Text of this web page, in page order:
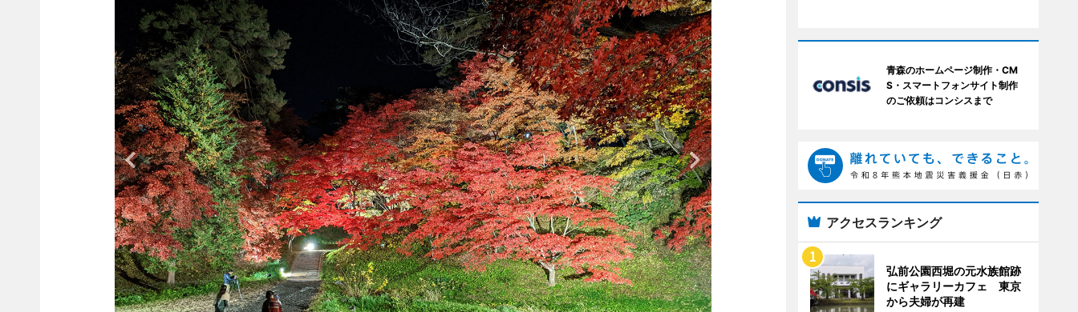
青森のホームページ制作・CM
S・スマートフォンサイト制作
のご依頼はコンシスまで
アクセスランキング
弘前公園西堀の元水族館跡
にギャラリーカフェ 東京
から夫婦が再建